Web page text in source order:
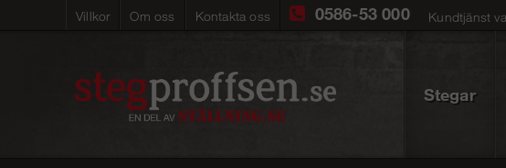
Villkor Om oss Kontakta oss 0586-53 000 Kundtjänst
Stegar